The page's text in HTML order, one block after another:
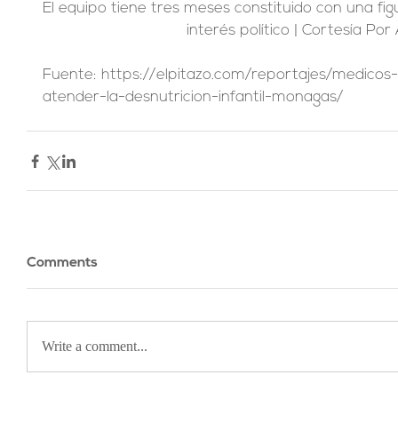
El equipo tiene tres meses constituido con una
interés político | Cortesía Por
Fuente: https://elpitazo.com/reportajes/
atender-la-desnutricion-infantil-monagas/
Comments
Write a comment...